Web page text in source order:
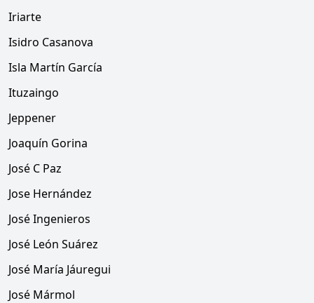
Iriarte
Isidro Casanova
Isla Martín García
Ituzaingo
Jeppener
Joaquín Gorina
José C Paz
Jose Hernández
José Ingenieros
José León Suárez
José María Jáuregui
José Mármol